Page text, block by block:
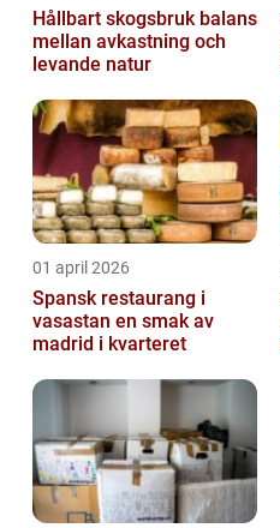
Hållbart skogsbruk balans
mellan avkastning och
levande natur
01 april 2026
Spansk restaurang i
vasastan en smak av
madrid i kvarteret